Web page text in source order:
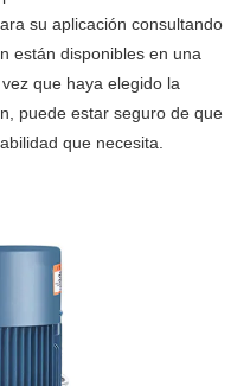
su aplicación consultando
están disponibles en una
que haya elegido la
puede estar seguro de que
que necesita.